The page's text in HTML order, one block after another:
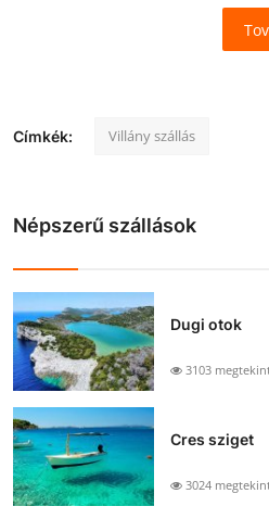
Címkék: Villány szállás
Népszerű szállások
Dugi otok
3103
Cres sziget
3024